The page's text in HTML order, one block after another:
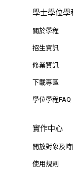
學士學位學
關於學程
招生資訊
修業資訊
下載專區
學位學程FAQ
實作中心
開放對象及時
使用規則